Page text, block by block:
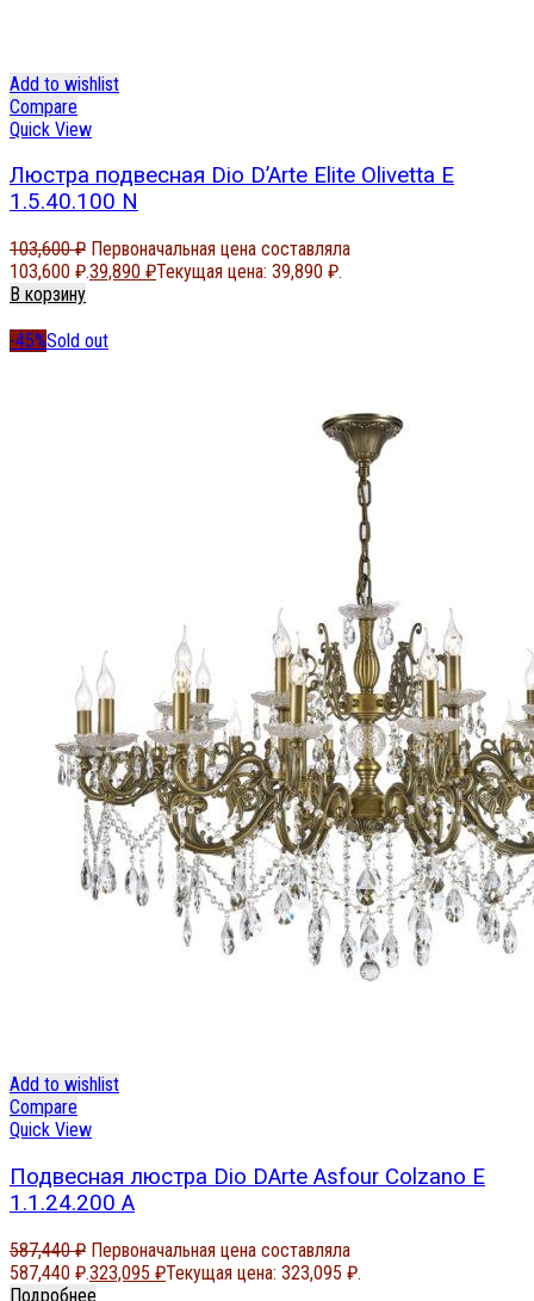
Add to wishlist
Compare
Quick View
Люстра подвесная Dio D’Arte Elite Olivetta E
1.5.40.100 N
103,600₽ Первоначальная цена составляла
103,600 ₽.39,890 ₽Текущая цена: 39,890 ₽.
В корзину
-45%Sold out
Add to wishlist
Compare
Quick View
Подвесная люстра Dio DArte Asfour Colzano E
1.1.24.200 A
587,440₽ Первоначальная цена составляла
587,440 ₽.323,095 ₽Текущая цена: 323,095 ₽.
Подробнее